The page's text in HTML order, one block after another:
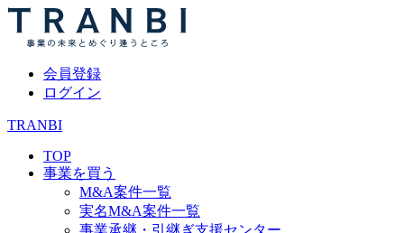
会員登録
ログイン
TRANBI
TOP
事業を買う
M&A案件一覧
実名M&A案件一覧
事業承継・引継ぎ支援センター